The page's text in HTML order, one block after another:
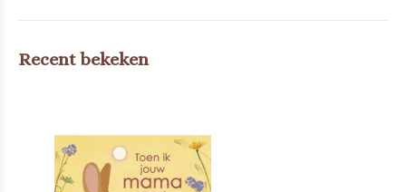
Recent bekeken